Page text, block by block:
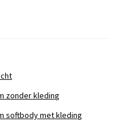
zonder kleding
softbody met kleding